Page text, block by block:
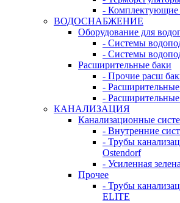
- Комплектующие
ВОДОСНАБЖЕНИЕ
Оборудование для
- Системы
- Системы
Расширительные баки
- Прочие расш
-
- Расширительные
КАНАЛИЗАЦИЯ
Канализационные
- Внутренние
- Трубы
Ostendorf
- Усиленная
Прочее
- Трубы
ELITE